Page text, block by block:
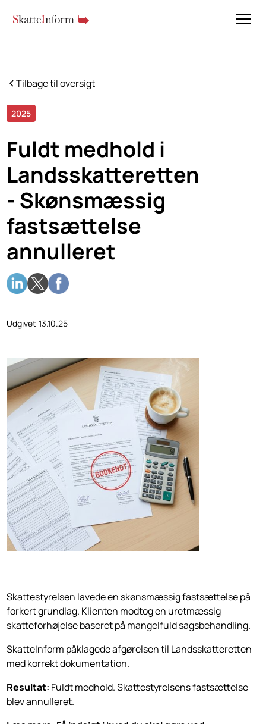
Tilbage til oversigt
2025
Fuldt medhold i
Landsskatteretten
- Skønsmæssig
fastsættelse
annulleret
Udgivet 13.10.25
Skattestyrelsen lavede en skønsmæssig fastsættelse på
forkert grundlag. Klienten modtog en uretmæssig
skatteforhøjelse baseret på mangelfuld sagsbehandling.
SkatteInform påklagede afgørelsen til Landsskatteretten
med korrekt dokumentation.
Resultat: Fuldt medhold. Skattestyrelsens fastsættelse
blev annulleret.